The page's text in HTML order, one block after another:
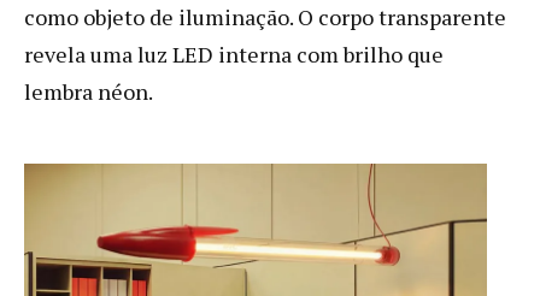
como objeto de iluminação. O corpo transparente
revela uma luz LED interna com brilho que
lembra néon.